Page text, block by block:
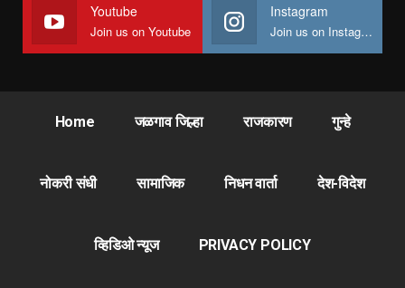
Youtube
Join us on Youtube
Instagram
Join us on Instagram
Home जळगाव जिल्हा राजकारण गुन्हे
नोकरी संधी सामाजिक निधन वार्ता देश-विदेश
व्हिडिओ न्यूज PRIVACY POLICY